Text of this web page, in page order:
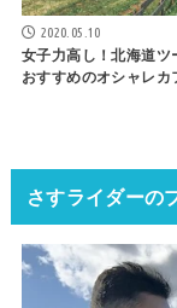
2020.05.10
女子力高し！北海道ツ
おすすめのオシャレ
さすライダーの